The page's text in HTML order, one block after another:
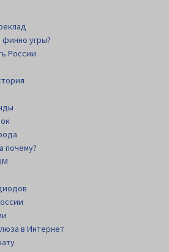
финно угры?
России
почему?
в Интернет